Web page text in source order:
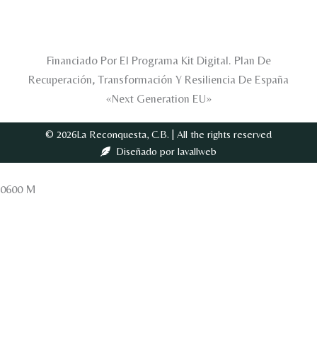
Financiado Por El Programa Kit Digital. Plan De
Recuperación, Transformación Y Resiliencia De España
«Next Generation EU»
© 2026La Reconquesta, C.B. | All the rights reserved
Diseñado por lavallweb
0600 M